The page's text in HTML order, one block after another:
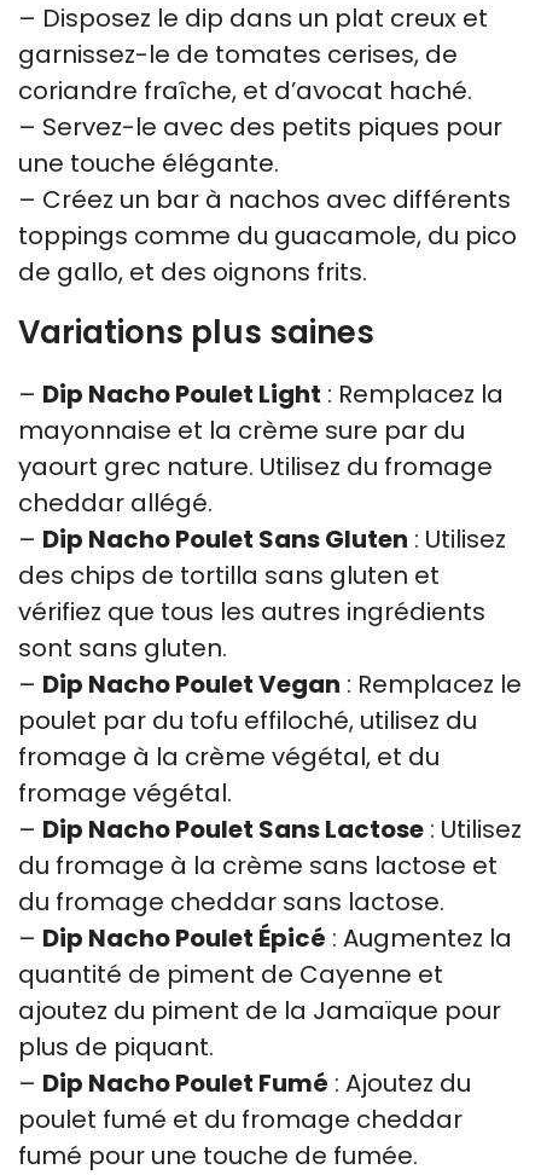
– Disposez le dip dans un plat creux et
garnissez-le de tomates cerises, de
coriandre fraîche, et d’avocat haché.
– Servez-le avec des petits piques pour
une touche élégante.
– Créez un bar à nachos avec différents
toppings comme du guacamole, du pico
de gallo, et des oignons frits.
Variations plus saines
– Dip Nacho Poulet Light : Remplacez la
mayonnaise et la crème sure par du
yaourt grec nature. Utilisez du fromage
cheddar allégé.
– Dip Nacho Poulet Sans Gluten : Utilisez
des chips de tortilla sans gluten et
vérifiez que tous les autres ingrédients
sont sans gluten.
– Dip Nacho Poulet Vegan : Remplacez le
poulet par du tofu effiloché, utilisez du
fromage à la crème végétal, et du
fromage végétal.
– Dip Nacho Poulet Sans Lactose : Utilisez
du fromage à la crème sans lactose et
du fromage cheddar sans lactose.
– Dip Nacho Poulet Épicé : Augmentez la
quantité de piment de Cayenne et
ajoutez du piment de la Jamaïque pour
plus de piquant.
– Dip Nacho Poulet Fumé : Ajoutez du
poulet fumé et du fromage cheddar
fumé pour une touche de fumée.